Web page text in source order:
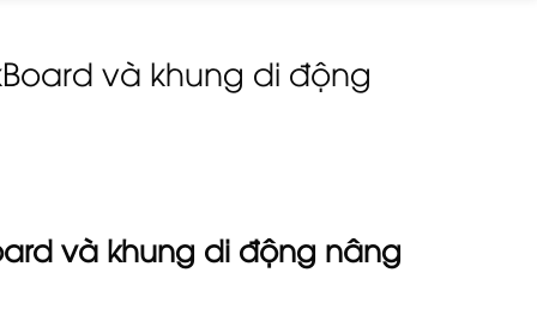
và khung di động
và khung di động nâng